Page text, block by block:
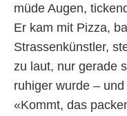
müde Augen,
Er kam mit Pizza,
Strassenkünstler,
zu laut, nur gerade
ruhiger wurde – und
«Kommt, das